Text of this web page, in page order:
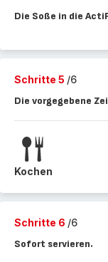
Die Soße in die
Schritte 5 /6
Die vorgegebene
Kochen
Schritte 6 /6
Sofort servieren.